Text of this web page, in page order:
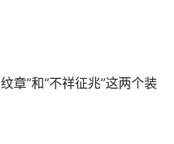
章”和“不祥征兆”这两个装